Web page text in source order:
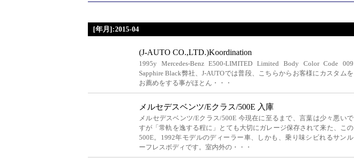
[年月]:2015-04
(J-AUTO CO.,LTD.)Koordination
1995y Mercedes-Benz E500-LIMITED Limited Body Color Code 009
Sapphire Black弊社、J-AUTOでは普段、こちらからお客様にカスタムを
お薦めをする事がほとん・・・
メルセデスベンツ/Eクラス/500E 入庫
メルセデスベンツ/Eクラス/500E 今現在に至るまで、言葉は少々悪いで
すが「常軌を逸する程に」とても大切にガレージ保存されて来た、この
500E。1992年モデルのディーラー車、しかも、乗り味シビれるサンル
ーフレスボディです。室内外の・・・